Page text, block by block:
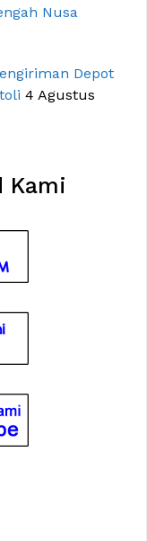
Nusa
Depot
4 Agustus
Kami